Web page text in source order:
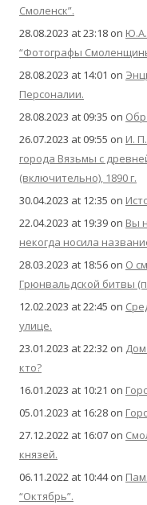
Смоленск”.
28.08.2023 at 23:18 on
“Фотографы Смоленщины
28.08.2023 at 14:01 on
Персоналии.
28.08.2023 at 09:35 on
26.07.2023 at 09:55 on И.
города Вязьмы с
(включительно), 1890 г.
30.04.2023 at 12:35 on
22.04.2023 at 19:39 on Вы
некогда носила
28.03.2023 at 18:56 on О
Грюнвальдской битвы
12.02.2023 at 22:45 on
улице.
23.01.2023 at 22:32 on
кто?
16.01.2023 at 10:21 on
05.01.2023 at 16:28 on
27.12.2022 at 16:07 on
князей.
06.11.2022 at 10:44on
“Октябрь”.